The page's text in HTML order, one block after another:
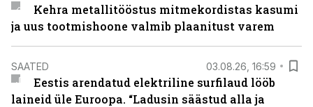
Kehra metallitööstus mitmekordistas kasumi
ja uus tootmishoone valmib plaanitust varem
SAATED 03.08.26, 16:59
Eestis arendatud elektriline surfilaud lööb
laineid üle Euroopa. “Ladusin säästud alla ja